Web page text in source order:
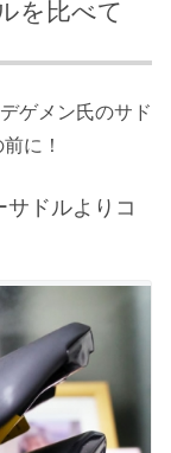
を比べて
ゲメン氏のサド
に！
ドルよりコ